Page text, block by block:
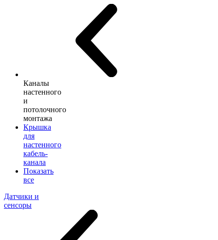
Каналы
настенного
и
потолочного
монтажа
Крышка
для
настенного
кабель-
канала
Показать
все
Датчики и
сенсоры